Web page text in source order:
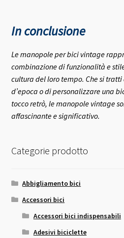
In conclusione
Le manopole per bici vintage
combinazione di funzionalità e
cultura del loro tempo. Che si
d’epoca o di personalizzare una
tocco retrò, le manopole vintage
affascinante e significativo.
Categorie prodotto
Abbigliamento bici
Accessori bici
Accessori bici indispensabili
Adesivi biciclette